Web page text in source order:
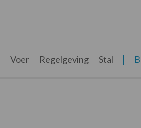
Voer Regelgeving Stal